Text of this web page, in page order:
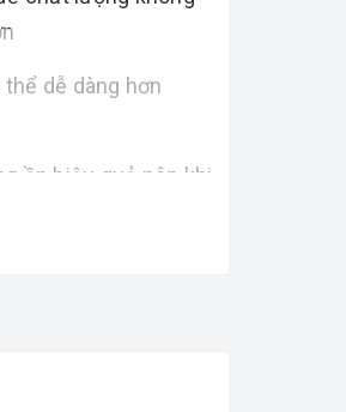
dễ dàng hơn
ồn hiệu quả nên khi